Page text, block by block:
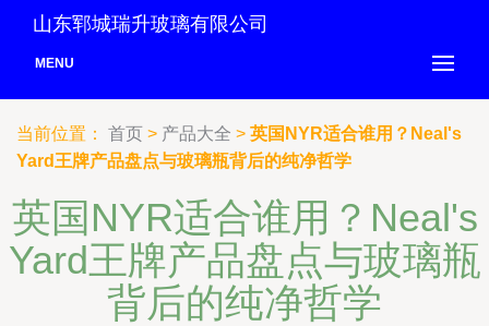
山东郓城瑞升玻璃有限公司
MENU
当前位置： 首页 > 产品大全 > 英国NYR适合谁用？Neal's
Yard王牌产品盘点与玻璃瓶背后的纯净哲学
英国NYR适合谁用？Neal's
Yard王牌产品盘点与玻璃瓶
背后的纯净哲学